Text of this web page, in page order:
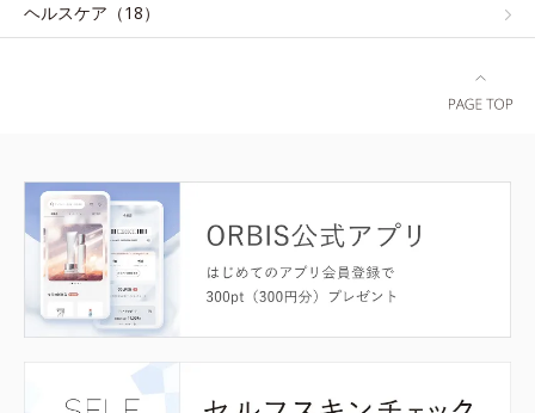
ヘルスケア（18）